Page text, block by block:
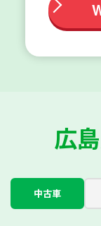
広
中古車